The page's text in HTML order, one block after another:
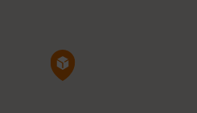
Pin de la carte